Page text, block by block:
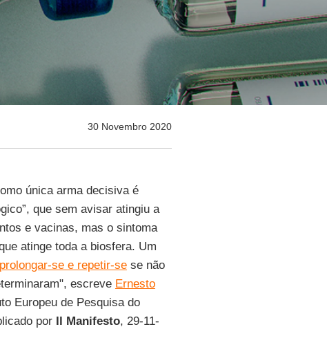
30 Novembro 2020
única arma decisiva é
que sem avisar atingiu a
e vacinas, mas o sintoma
atinge toda a biosfera. Um
prolongar-se e repetir-sese não
escreve Ernesto
Europeu de Pesquisa do
por Il Manifesto, 29-11-